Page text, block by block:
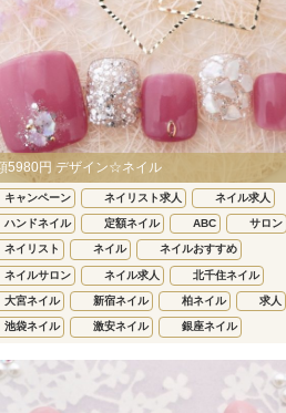
5980円 デザイン☆ネイル
キャンペーン ネイリスト求人 ネイル求人
ハンドネイル 定額ネイル ABC サロン
ネイリスト ネイル ネイルおすすめ
ネイルサロン ネイル求人 北千住ネイル
大宮ネイル 新宿ネイル 柏ネイル 求人
池袋ネイル 激安ネイル 銀座ネイル